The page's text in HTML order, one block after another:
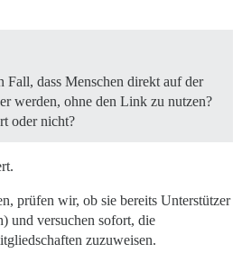
Fall, dass Menschen direkt auf der
werden, ohne den Link zu nutzen?
oder nicht?
prüfen wir, ob sie bereits Unterstützer
und versuchen sofort, die
zuzuweisen.